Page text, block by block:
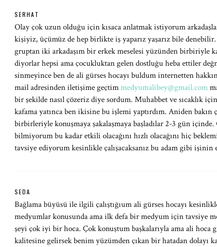
SERHAT
Olay çok uzun olduğu için kısaca anlatmak istiyorum
kişiyiz, üçümüz de hep birlikte iş yaparız yaşarız bile
gruptan iki arkadaşım bir erkek meselesi yüzünden birbiriyle
diyorlar hepsi ama çocukluktan gelen dostluğu heba ettiler
sinmeyince ben de ali gürses hocayı buldum internetten
mail adresinden iletişime geçtimmedyumalibey@gmail.com
bir şekilde nasıl çözeriz diye sordum. Muhabbet ve sıcaklık
kafama yatınca ben ikisine bu işlemi yaptırdım. Aniden
birbirleriyle konuşmaya şakalaşmaya başladılar 2-3 gün
bilmiyorum bu kadar etkili olacağını hızlı olacağını hiç
tavsiye ediyorum kesinlikle çalışacaksanız bu adam gibi işinin
SEDA
Bağlama büyüsü ile ilgili çalıştığıum ali gürses hocayı
medyumlar konusunda ama ilk defa bir medyum için tavsiye
şeyi çok iyi bir hoca. Çok konuştum başkalarıyla ama ali hoca
kalitesine gelirsek benim yüzümden çıkan bir hatadan dolayı